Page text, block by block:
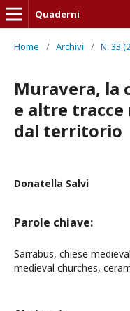
Quaderni
Home / Archivi / N. 33
Muravera, la
e altre tracce
dal territorio
Donatella Salvi
Parole chiave:
Sarrabus, chiese
medieval churches,